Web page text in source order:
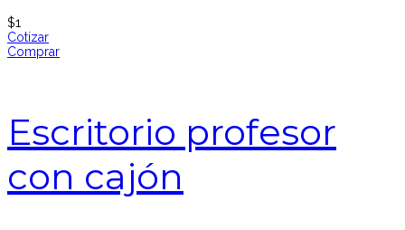
$1
Cotizar
Comprar
Escritorio profesor
con cajón